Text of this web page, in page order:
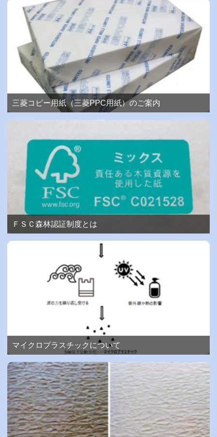
三菱コピー用紙（三菱PPC用紙）のご案内
ＦＳＣ森林認証制度とは
マイクロプラスチックについて